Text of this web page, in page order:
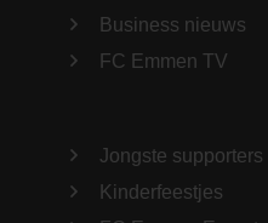
Business nieuws
FC Emmen TV
Jongste supporters
Kinderfeestjes